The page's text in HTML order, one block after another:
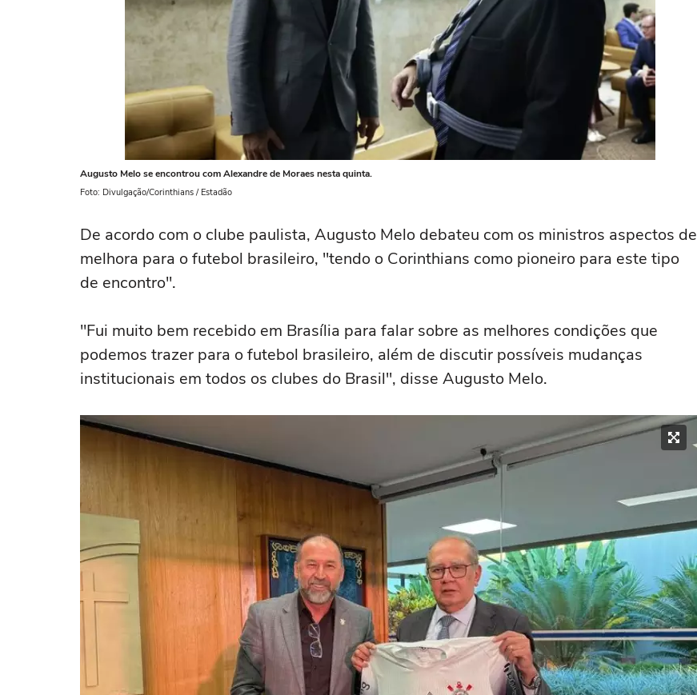
Augusto Melo se encontrou com Alexandre de Moraes nesta quinta.
Foto: Divulgação/Corinthians / Estadão
De acordo com o clube paulista, Augusto Melo debateu com os ministros aspectos de
melhora para o futebol brasileiro, "tendo o Corinthians como pioneiro para este tipo
de encontro".
"Fui muito bem recebido em Brasília para falar sobre as melhores condições que
podemos trazer para o futebol brasileiro, além de discutir possíveis mudanças
institucionais em todos os clubes do Brasil", disse Augusto Melo.